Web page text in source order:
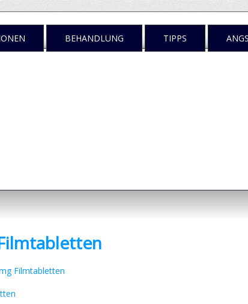
BEHANDLUNG TIPPS
Filmtabletten